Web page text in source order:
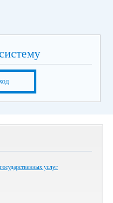
услуг